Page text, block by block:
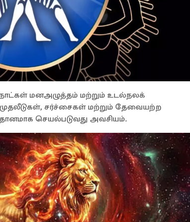
மனஅழுத்தம் மற்றும் உடல்நலக்
சர்ச்சைகள் மற்றும் தேவையற்ற
செயல்படுவது அவசியம்.